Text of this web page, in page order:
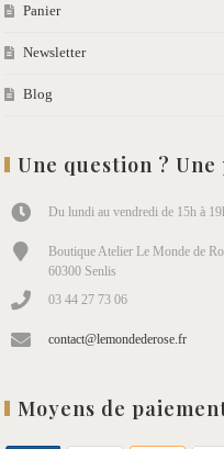
Panier
Newsletter
Blog
Une question ?
Du lundi au vendredi de 15h à
Boutique Atelier Le Monde de
60300 Senlis
03 44 27 73 06
contact@lemondederose.fr
Moyens de